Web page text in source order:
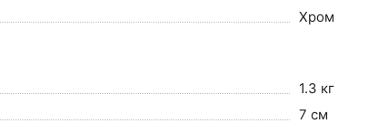
Хром
1.3 кг
7 см